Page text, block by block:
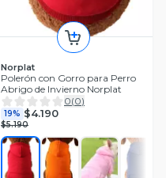
Norplat
Polerón con Gorro para Perro
Abrigo de Invierno Norplat
0(0)
19% $4.190
$5.190